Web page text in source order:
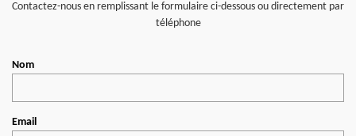
Contactez-nous en remplissant le formulaire ci-dessous ou directement par
téléphone
Nom
Email